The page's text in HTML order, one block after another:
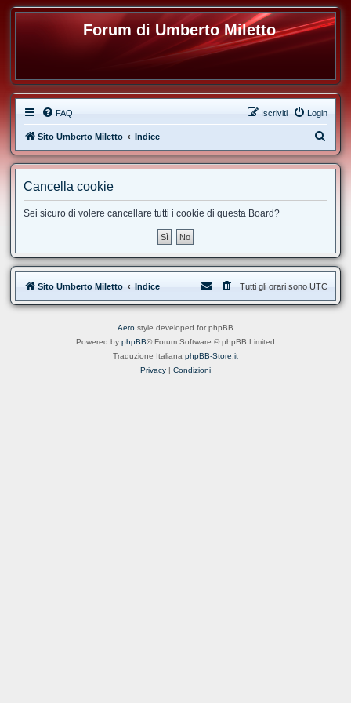
Forum di Umberto Miletto
FAQ Login
Iscriviti
Sito Umberto Miletto Indice
e
Cancella cookie
Sei sicuro di volere cancellare tutti i cookie di questa Board?
Sito Umberto Miletto Indice Tutti gli orari sono UTC
Aero style developed for phpBB
Powered by phpBB® Forum Software © phpBB Limited
Traduzione Italiana phpBB-Store.it
Privacy | Condizioni